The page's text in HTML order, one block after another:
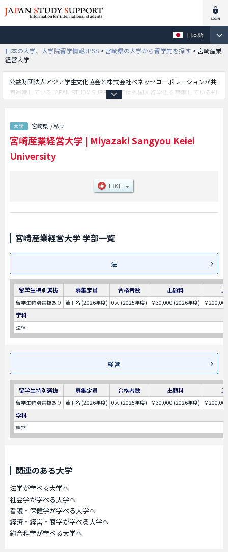
日本語
日本の大学、大学院留学情報JPSS > 宮崎県の大学から留学先を探す > 宮崎産業
経営大学
公益財団法人アジア学生文化協会と株式会社ベネッセコーポレーションが共
同運営しているJAPAN STUDY SUPPORTでは外国人留学生を募集している約
営学部等、学部別情報や、募集定員や合格者数など入試情報、施設案内、ア
クセスなど外国人留学生に必要な情報を掲載しているので是非ご利用くださ
い。
宮崎県 / 私立
宮崎産業経営大学 | Miyazaki Sangyou Keiei
University
宮崎産業経営大学 学部一覧
法
留学生特別選抜 募集定員 合格者数 出願料
留学生特別選抜あり 若干名 (2026年度) 0人 (2025年度) ￥30,000 (2026年度) ￥
学科
法律
経営
留学生特別選抜 募集定員 合格者数 出願料
留学生特別選抜あり 若干名 (2026年度) 0人 (2025年度) ￥30,000 (2026年度) ￥
学科
経営
関連のある大学
法学が学べる大学へ
社会学が学べる大学へ
看護・保健学が学べる大学へ
経済・経営・商学が学べる大学へ
総合科学が学べる大学へ